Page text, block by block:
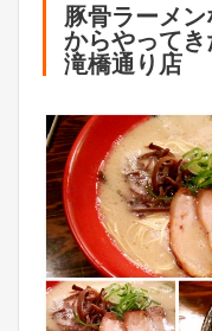
豚骨ラーメ
からやって
滝橋通り店